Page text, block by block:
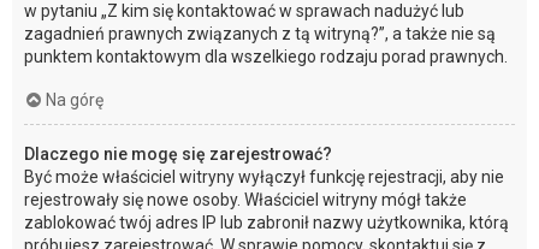
w pytaniu „Z kim się kontaktować w sprawach nadużyć lub
zagadnień prawnych związanych z tą witryną?”, a także nie są
punktem kontaktowym dla wszelkiego rodzaju porad prawnych.
Na górę
Dlaczego nie mogę się zarejestrować?
Być może właściciel witryny wyłączył funkcję rejestracji, aby nie
rejestrowały się nowe osoby. Właściciel witryny mógł także
zablokować twój adres IP lub zabronił nazwy użytkownika, którą